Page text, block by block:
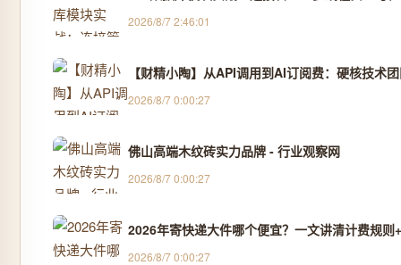
2026/8/7 2:46:01
【财精小陶】从API调用到AI订阅费：硬核技术
2026/8/7 0:00:27
佛山高端木纹砖实力品牌 - 行业观察网
2026/8/7 0:00:27
2026年寄快递大件哪个便宜？一文讲清计费规则
2026/8/7 0:00:27